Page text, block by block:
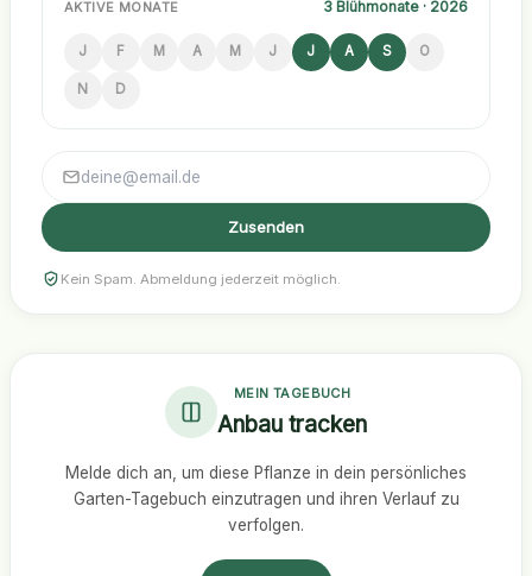
AKTIVE MONATE 3 Blühmonate · 2026
J F M A M J J A S O
N D
Zusenden
Kein Spam. Abmeldung jederzeit möglich.
MEIN TAGEBUCH
Anbau tracken
Melde dich an, um diese Pflanze in dein persönliches
Garten-Tagebuch einzutragen und ihren Verlauf zu
verfolgen.